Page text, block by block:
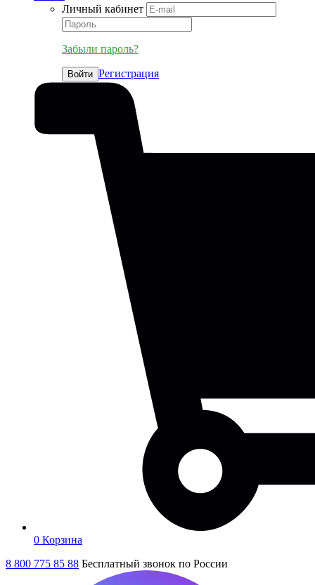
Личный кабинет
Забыли пароль?
Войти Регистрация
0 Корзина
8 800 775 85 88 Бесплатный звонок по России